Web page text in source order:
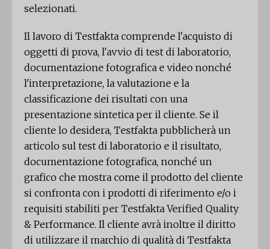
selezionati.
Il lavoro di Testfakta comprende l'acquisto di
oggetti di prova, l'avvio di test di laboratorio,
documentazione fotografica e video nonché
l'interpretazione, la valutazione e la
classificazione dei risultati con una
presentazione sintetica per il cliente. Se il
cliente lo desidera, Testfakta pubblicherà un
articolo sul test di laboratorio e il risultato,
documentazione fotografica, nonché un
grafico che mostra come il prodotto del cliente
si confronta con i prodotti di riferimento e/o i
requisiti stabiliti per Testfakta Verified Quality
& Performance. Il cliente avrà inoltre il diritto
di utilizzare il marchio di qualità di Testfakta